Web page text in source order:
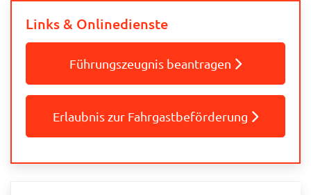
Links & Onlinedienste
Führungszeugnis beantragen
Erlaubnis zur Fahrgastbeförderung